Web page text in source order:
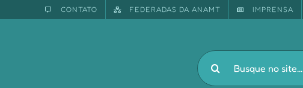
CONTATO FEDERADAS DA ANAMT IMPRENSA
Buscar
resultados
para: